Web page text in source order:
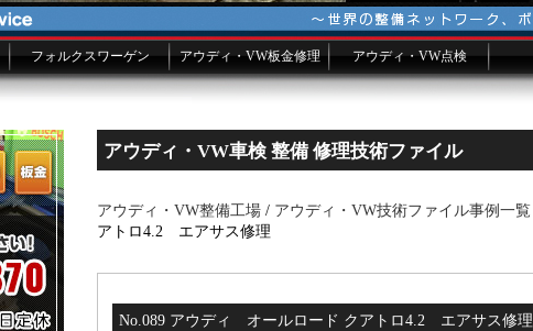
フォルクスワーゲン アウディ・VW板金修理 アウディ・VW点検
アウディ・VW車検 整備 修理技術ファイル
アウディ・VW整備工場 / アウディ・VW技術ファイル事例一覧
アトロ4.2 エアサス修理
No.089 アウディ オールロード クアトロ4.2 エアサス修理